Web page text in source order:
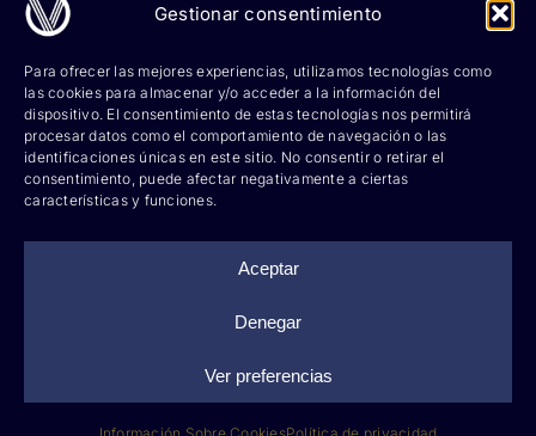
Gestionar consentimiento
Para ofrecer las mejores experiencias, utilizamos tecnologías como
las cookies para almacenar y/o acceder a la información del
dispositivo. El consentimiento de estas tecnologías nos permitirá
procesar datos como el comportamiento de navegación o las
identificaciones únicas en este sitio. No consentir o retirar el
consentimiento, puede afectar negativamente a ciertas
características y funciones.
Aceptar
Denegar
Ver preferencias
Corium lubricants
Corium chemicals
Corium sprays
2026 Cronaser, lubricantes industriales y soldaduras |
Aviso legal|Política de privacidad|Información sobre